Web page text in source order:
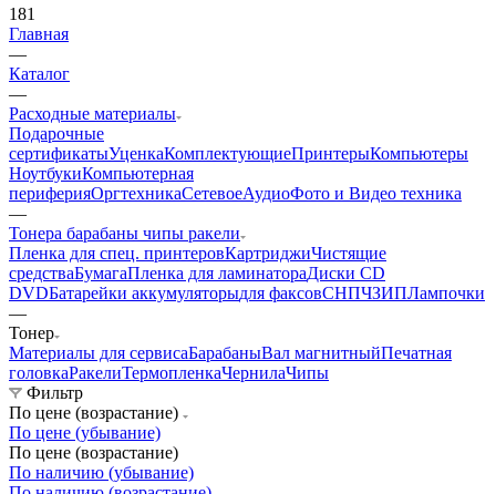
181
Главная
—
Каталог
—
Расходные материалы
Подарочные
сертификатыУценкаКомплектующиеПринтерыКомпьютеры
НоутбукиКомпьютерная
периферияОргтехникаСетевоеАудиоФото и Видео техника
—
Тонера барабаны чипы ракели
Пленка для спец. принтеровКартриджиЧистящие
средстваБумагаПленка для ламинатораДиски CD
DVDБатарейки аккумуляторыдля факсовСНПЧЗИПЛампочки
—
Тонер
Материалы для сервисаБарабаныВал магнитныйПечатная
головкаРакелиТермопленкаЧернилаЧипы
Фильтр
По цене (возрастание)
По цене (убывание)
По цене (возрастание)
По наличию (убывание)